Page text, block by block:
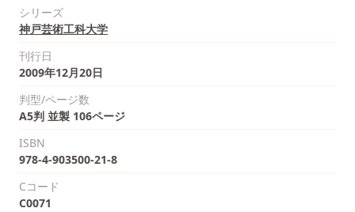
シリーズ
神戸芸術工科大学
刊行日
2009年12月20日
判型/ページ数
A5判 並製 106ページ
ISBN
978-4-903500-21-8
Cコード
C0071